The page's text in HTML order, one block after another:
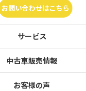
お問い合わせはこちら
サービス
中古車販売情報
お客様の声